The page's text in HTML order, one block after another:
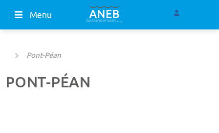
Menu
Pont-Péan
PONT-PÉAN